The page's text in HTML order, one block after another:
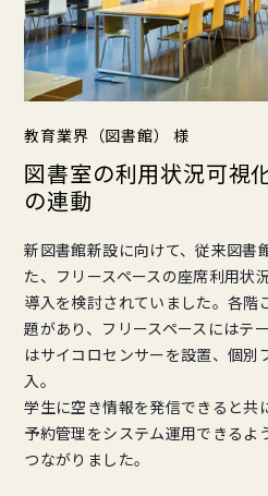
教育業界（図書館） 様
図書室の利用状況可視
の連動
新図書館新設に向けて、従来図書
た、フリースペースの座席利用状
導入を検討されていました。各階
題があり、フリースペースにはテ
はサイコロセンサーを設置、個別
入。
学生に空き情報を発信できると共
予約管理をシステム運用できるよ
つながりました。